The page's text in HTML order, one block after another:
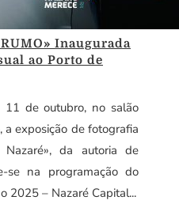
Inaugurada
ao Porto de
11 de outubro, no salão
a exposição de fotografia
da autoria de
se na programação do
2025 – Nazaré Capital...